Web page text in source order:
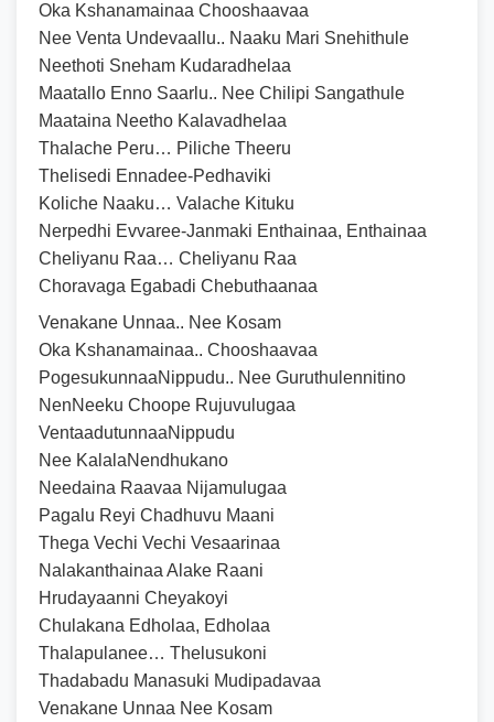
Oka Kshanamainaa Chooshaavaa
Nee Venta Undevaallu.. Naaku Mari Snehithule
Neethoti Sneham Kudaradhelaa
Maatallo Enno Saarlu.. Nee Chilipi Sangathule
Maataina Neetho Kalavadhelaa
Thalache Peru… Piliche Theeru
Thelisedi Ennadee-Pedhaviki
Koliche Naaku… Valache Kituku
Nerpedhi Evvaree-Janmaki Enthainaa, Enthainaa
Cheliyanu Raa… Cheliyanu Raa
Choravaga Egabadi Chebuthaanaa
Venakane Unnaa.. Nee Kosam
Oka Kshanamainaa.. Chooshaavaa
PogesukunnaaNippudu.. Nee Guruthulennitino
NenNeeku Choope Rujuvulugaa
VentaadutunnaaNippudu
Nee KalalaNendhukano
Needaina Raavaa Nijamulugaa
Pagalu Reyi Chadhuvu Maani
Thega Vechi Vechi Vesaarinaa
Nalakanthainaa Alake Raani
Hrudayaanni Cheyakoyi
Chulakana Edholaa, Edholaa
Thalapulanee… Thelusukoni
Thadabadu Manasuki Mudipadavaa
Venakane Unnaa Nee Kosam